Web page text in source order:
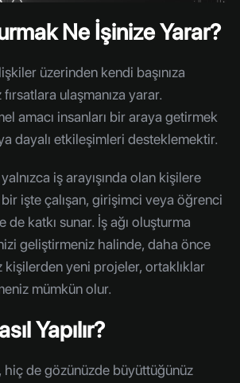
Ne İşinize Yarar?
üzerinden kendi başınıza
fırsatlara ulaşmanıza yarar.
amacı insanları bir araya getirmek
dayalı etkileşimleri desteklemektir.
iş arayışında olan kişilere
işte çalışan, girişimci veya öğrenci
de katkı sunar. İş ağı oluşturma
geliştirmeniz halinde, daha önce
kişilerden yeni projeler, ortaklıklar
mümkün olur.
Yapılır?
de gözünüzde büyüttüğünüz